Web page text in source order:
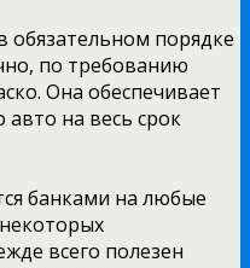
обязательном порядке
по требованию
Она обеспечивает
на весь срок
банками на любые
всего полезен